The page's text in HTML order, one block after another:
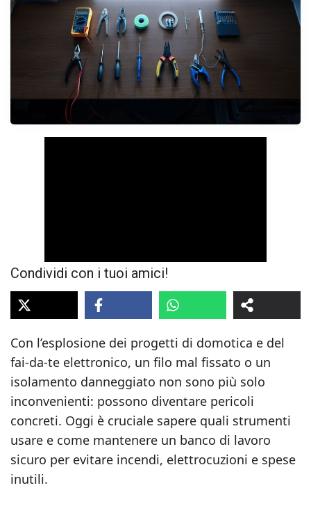
Condividi con i tuoi amici!
Con l’esplosione dei progetti di domotica e del
fai‑da‑te elettronico, un filo mal fissato o un
isolamento danneggiato non sono più solo
inconvenienti: possono diventare pericoli
concreti. Oggi è cruciale sapere quali strumenti
usare e come mantenere un banco di lavoro
sicuro per evitare incendi, elettrocuzioni e spese
inutili.